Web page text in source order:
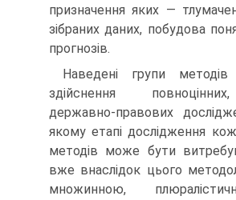
призначення яких —
зібраних даних, побудова
прогнозів.
Наведені групи методів
здійснення
державно-правових
якому етапі дослідження
методів може бути
вже внаслідок цього
множинною,